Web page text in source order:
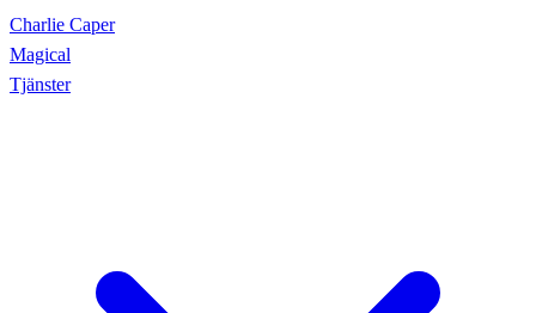
Charlie Caper
Magical
Tjänster